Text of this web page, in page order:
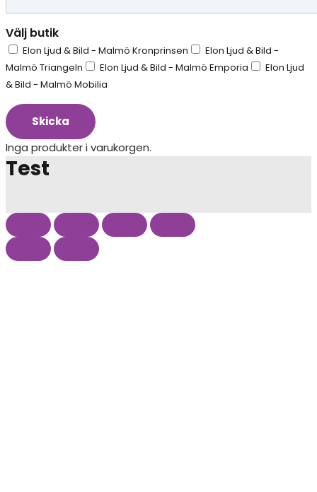
Välj butik
Elon Ljud & Bild - Malmö Kronprinsen
Elon Ljud & Bild -
Malmö Triangeln
Elon Ljud & Bild - Malmö Emporia
Elon Ljud
& Bild - Malmö Mobilia
Skicka
Inga produkter i varukorgen.
Test